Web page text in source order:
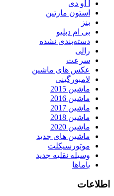
آ او دی
استون مارتین
بنز
بی ام دبلیو
دسته‌بندی نشده
رالی
سرعت
عکس های ماشین
لامبورگینی
ماشین 2015
ماشین 2016
ماشین 2017
ماشین 2018
ماشین 2020
ماشین های جدید
موتورسیکلت
وسیله نقلیه جدید
یاماها
اطلاعات